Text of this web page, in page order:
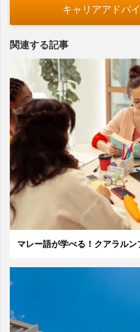
キャリアアドバ
関連する記事
マレー語が学べる！クアラル